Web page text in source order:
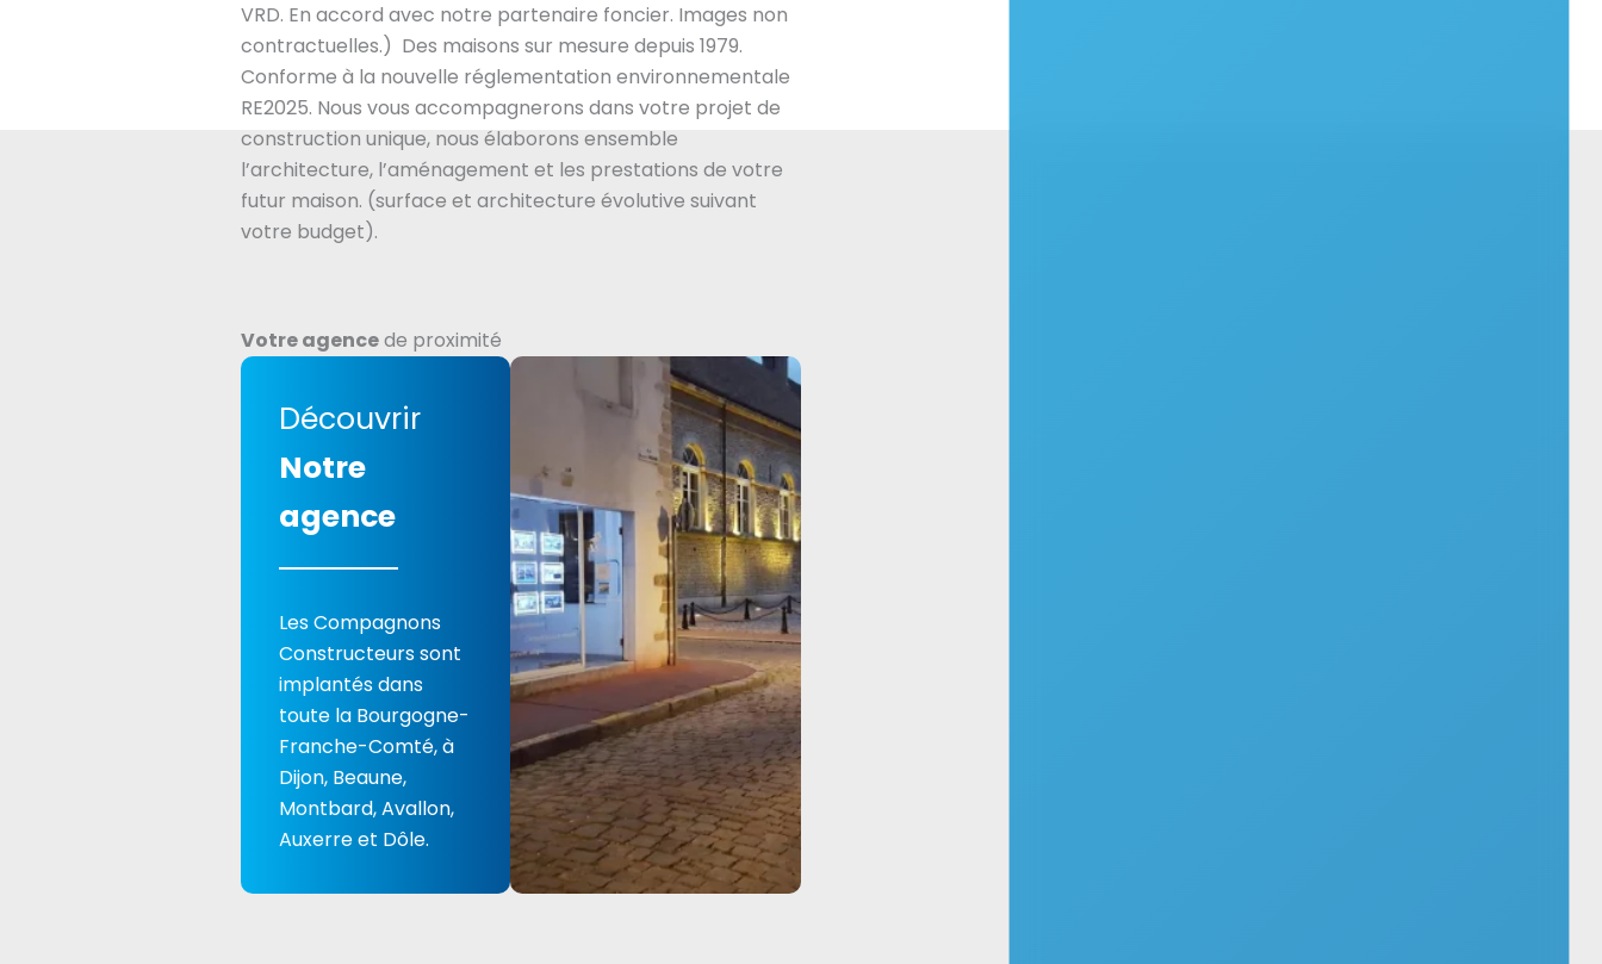
VRD. En accord avec notre partenaire foncier. Images non
contractuelles.) Des maisons sur mesure depuis 1979.
Conforme à la nouvelle réglementation environnementale
RE2025. Nous vous accompagnerons dans votre projet de
construction unique, nous élaborons ensemble
l’architecture, l’aménagement et les prestations de votre
futur maison. (surface et architecture évolutive suivant
votre budget).
Votre agencede proximité
Découvrir
Notre
agence
Les Compagnons
Constructeurs sont
implantés dans
toute la Bourgogne-
Franche-Comté, à
Dijon, Beaune,
Montbard, Avallon,
Auxerre et Dôle.